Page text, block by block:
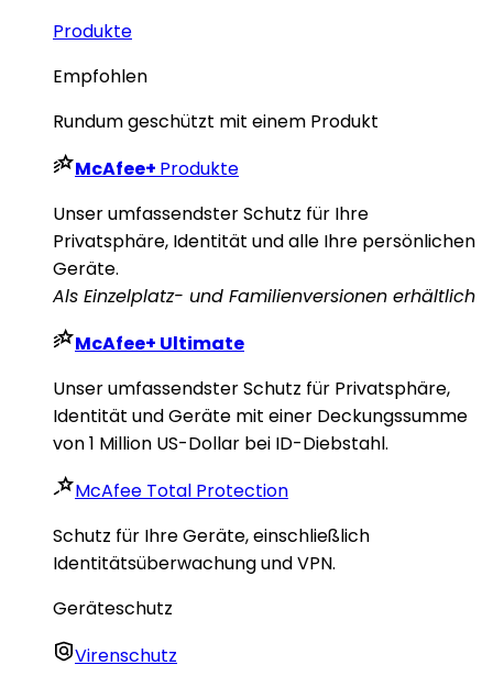
Produkte
Empfohlen
Rundum geschützt mit einem Produkt
McAfee+ Produkte
Unser umfassendster Schutz für Ihre
Privatsphäre, Identität und alle Ihre persönlichen
Geräte.
Als Einzelplatz- und Familienversionen erhältlich
McAfee+ Ultimate
Unser umfassendster Schutz für Privatsphäre,
Identität und Geräte mit einer Deckungssumme
von 1 Million US-Dollar bei ID-Diebstahl.
McAfee Total Protection
Schutz für Ihre Geräte, einschließlich
Identitätsüberwachung und VPN.
Geräteschutz
Virenschutz